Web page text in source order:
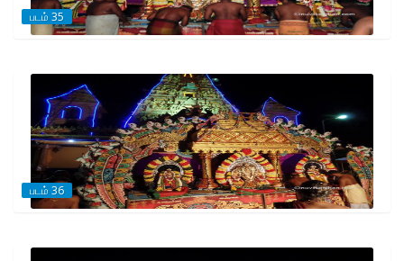
படம் 35
படம் 36